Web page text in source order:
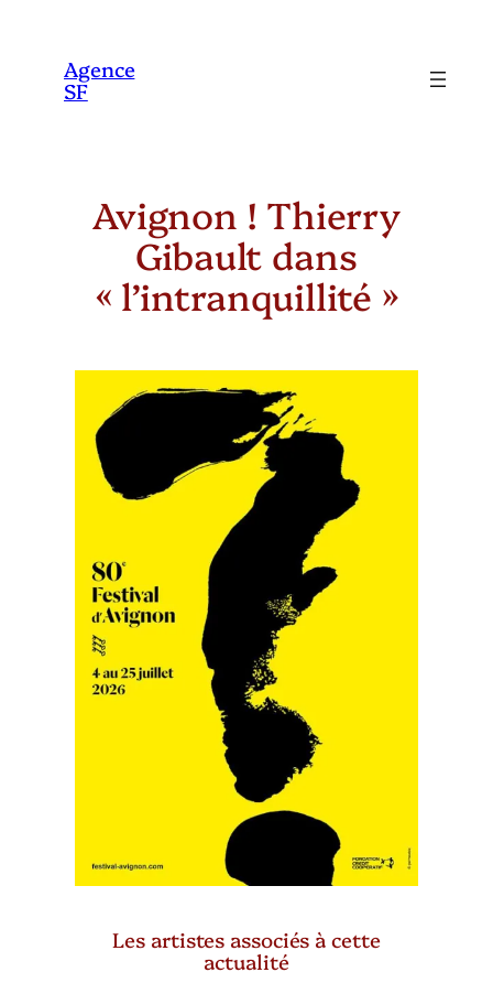
contenu
Agence
SF
Avignon ! Thierry
Gibault dans
« l’intranquillité »
Les artistes associés à cette
actualité